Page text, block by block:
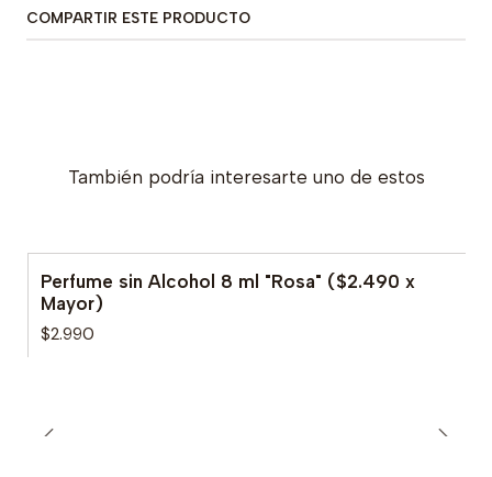
COMPARTIR ESTE PRODUCTO
También podría interesarte uno de estos
Perfume sin Alcohol 8 ml "Rosa" ($2.490 x
Mayor)
$2.990